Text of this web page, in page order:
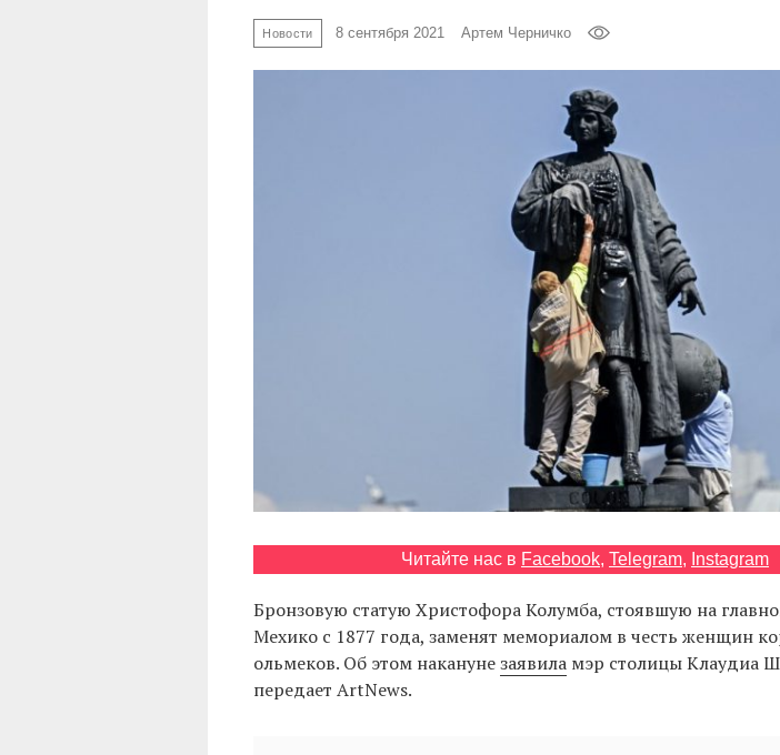
Новости 8 сентября 2021 Артем Черничко
Читайте нас в Facebook, Telegram, Instagram
Бронзовую статую Христофора Колумба, стоявшую на
Мехико с 1877 года, заменят мемориалом в честь женщин
ольмеков. Об этом наканунезаявиламэр столицы Клаудиа
передает ArtNews.